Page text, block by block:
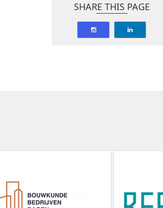
SHARE THIS PAGE